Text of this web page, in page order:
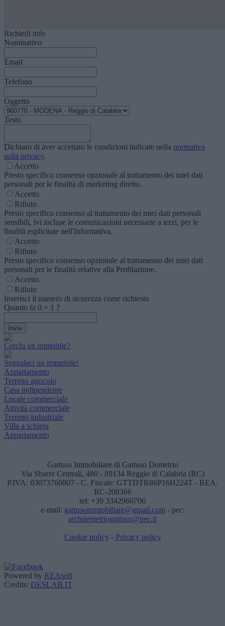
Richiedi info
Nominativo
Email
Telefono
Oggetto
Testo
Dichiaro di aver accettato le condizioni indicate nella normativa
sulla privacy.
Accetto
Presto specifico consenso opzionale al trattamento dei miei dati
personali per le finalità di marketing diretto.
Accetto
Rifiuto
Presto specifico consenso al trattamento dei miei dati personali
sensibili, ivi incluse le comunicazioni necessarie a terzi, per le
finalità esplicitate nell'Informativa.
Accetto
Rifiuto
Presto specifico consenso opzionale al trattamento dei miei dati
personali per le finalità relative alla Profilazione.
Accetto
Rifiuto
Inserisci il numero di sicurezza come richiesto
Quanto fa 0 + 1 ?
Cerchi un immobile?
Segnalaci un immobile!
Appartamento
Terreno agricolo
Casa indipendente
Locale commerciale
Attività commerciale
Terreno industriale
Villa a schiera
Appartamento
Gattuso Immobiliare di Gattuso Demetrio
Via Sbarre Centrali, 480 - 89134 Reggio di Calabria (RC)
P.IVA: 03073760807 - C. Fiscale: GTTDTR86P16H224T - REA:
RC-208366
tel: +39 3342960706
e-mail: gattusoimmobiliare@gmail.com - pec:
archdemetriogattuso@pec.it
Cookie policy- Privacy policy
Powered by REAsoft
Credits: DESLAB.IT